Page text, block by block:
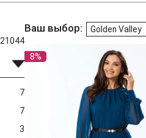
21044
7
7
3
Ваш выбор: Golden Valley
8%